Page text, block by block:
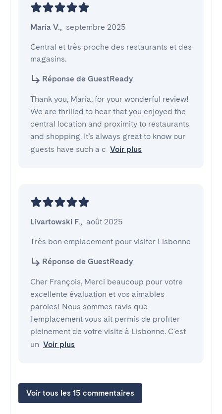
Maria V., septembre 2025
Central et très proche des restaurants et des
magasins.
Réponse de GuestReady
Thank you, Maria, for your wonderful review!
We are thrilled to hear that you enjoyed the
central location and proximity to restaurants
and shopping. It’s always great to know our
guests have such a c Voir plus
Livartowski F., août 2025
Très bon emplacement pour visiter Lisbonne
Réponse de GuestReady
Cher François, Merci beaucoup pour votre
excellente évaluation et vos aimables
paroles! Nous sommes ravis que
l'emplacement vous ait permis de profiter
pleinement de votre visite à Lisbonne. C'est
un Voir plus
Voir tous les 15 commentaires